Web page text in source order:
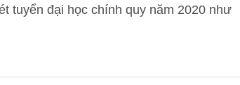
tuyển đại học chính quy năm 2020 như